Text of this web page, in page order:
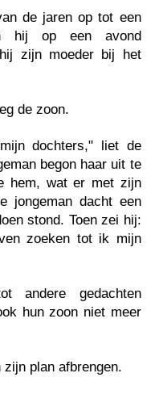
de jaren op tot een
hij op een avond
zijn moeder bij het
de zoon.
dochters," liet de
begon haar uit te
hem, wat er met zijn
jongeman dacht een
stond. Toen zei hij:
zoeken tot ik mijn
andere gedachten
hun zoon niet meer
plan afbrengen.